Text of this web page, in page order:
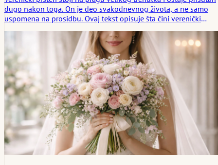
dugo nakon toga. On je deo svakodnevnog života, a ne samo
uspomena na prosidbu. Ovaj tekst opisuje šta čini verenički
materijalom, veličinom prstena i stilom nošenja uglavnom
proizilaze iz posmatranja. Reč je o uobičajenim varijantama,
rukovanju dijamantima i alternativama, kao i o razvojima koji su
se tiho ustalili. U prvom planu su iskustva, glasovi iz prakse i
pitanje kako prsten pristaje osobi, a da je pritom ne definiše.